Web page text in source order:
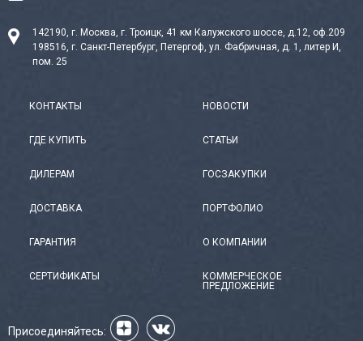
142190, г. Москва, г. Троицк, 41 км Калужского шоссе, д.12, оф.209
198516, г. Санкт-Петербург, Петергоф, ул. Фабричная, д. 1, литер И,
пом. 25
КОНТАКТЫ
ГДЕ КУПИТЬ
ДИЛЕРАМ
ДОСТАВКА
ГАРАНТИЯ
СЕРТИФИКАТЫ
НОВОСТИ
СТАТЬИ
ГОСЗАКУПКИ
ПОРТФОЛИО
О КОМПАНИИ
КОММЕРЧЕСКОЕ
ПРЕДЛОЖЕНИЕ
Присоединяйтесь: